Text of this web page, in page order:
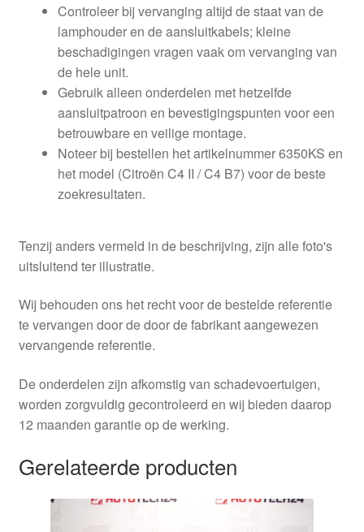
Controleer bij vervanging altijd de staat van de
lamphouder en de aansluitkabels; kleine
beschadigingen vragen vaak om vervanging van
de hele unit.
Gebruik alleen onderdelen met hetzelfde
aansluitpatroon en bevestigingspunten voor een
betrouwbare en veilige montage.
Noteer bij bestellen het artikelnummer 6350KS en
het model (Citroën C4 II / C4 B7) voor de beste
zoekresultaten.
Tenzij anders vermeld in de beschrijving, zijn alle foto's
uitsluitend ter illustratie.
Wij behouden ons het recht voor de bestelde referentie
te vervangen door de door de fabrikant aangewezen
vervangende referentie.
De onderdelen zijn afkomstig van schadevoertuigen,
worden zorgvuldig gecontroleerd en wij bieden daarop
12 maanden garantie op de werking.
Gerelateerde producten